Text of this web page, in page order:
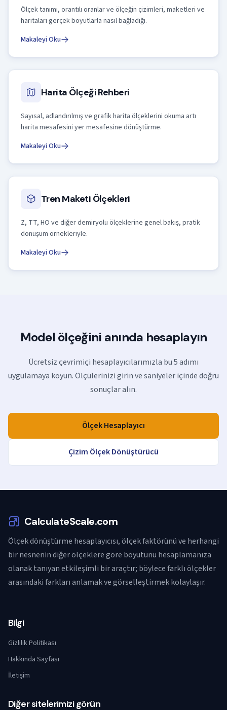
Ölçek tanımı, orantılı oranlar ve ölçeğin çizimleri, maketleri ve
haritaları gerçek boyutlarla nasıl bağladığı.
Makaleyi Oku
Harita Ölçeği Rehberi
Sayısal, adlandırılmış ve grafik harita ölçeklerini okuma artı
harita mesafesini yer mesafesine dönüştürme.
Makaleyi Oku
Tren Maketi Ölçekleri
Z, TT, HO ve diğer demiryolu ölçeklerine genel bakış, pratik
dönüşüm örnekleriyle.
Makaleyi Oku
Model ölçeğini anında hesaplayın
Ücretsiz çevrimiçi hesaplayıcılarımızla bu 5 adımı
uygulamaya koyun. Ölçülerinizi girin ve saniyeler içinde doğru
sonuçlar alın.
Ölçek Hesaplayıcı
Çizim Ölçek Dönüştürücü
CalculateScale.com
Ölçek dönüştürme hesaplayıcısı, ölçek faktörünü ve herhangi
bir nesnenin diğer ölçeklere göre boyutunu hesaplamanıza
olanak tanıyan etkileşimli bir araçtır; böylece farklı ölçekler
arasındaki farkları anlamak ve görselleştirmek kolaylaşır.
Bilgi
Gizlilik Politikası
Hakkında Sayfası
İletişim
Diğer sitelerimizi görün